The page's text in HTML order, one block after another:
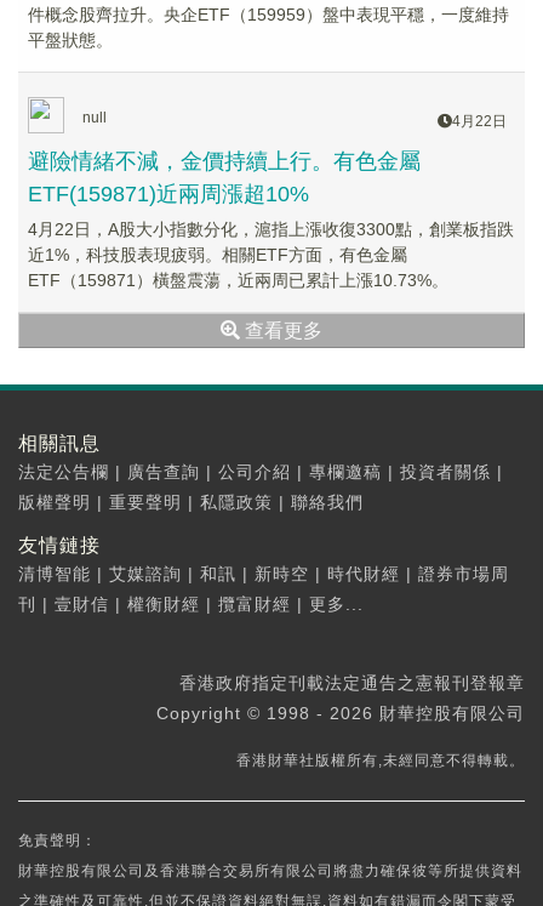
件概念股齊拉升。央企ETF（159959）盤中表現平穩，一度維持
平盤狀態。
null 4月22日
避險情緒不減，金價持續上行。有色金屬
ETF(159871)近兩周漲超10%
4月22日，A股大小指數分化，滬指上漲收復3300點，創業板指跌
近1%，科技股表現疲弱。相關ETF方面，有色金屬
ETF（159871）橫盤震蕩，近兩周已累計上漲10.73%。
查看更多
相關訊息
法定公告欄 | 廣告查詢 | 公司介紹 | 專欄邀稿 | 投資者關係 |
版權聲明 | 重要聲明 | 私隱政策 | 聯絡我們
友情鏈接
清博智能 | 艾媒諮詢 | 和訊 | 新時空 | 時代財經 | 證券市場周
刊
| 壹財信 | 權衡財經 | 攬富財經 | 更多...
香港政府指定刊載法定通告之憲報刊登報章
Copyright © 1998 - 2026 財華控股有限公司
香港財華社版權所有,未經同意不得轉載。
免責聲明：
財華控股有限公司及香港聯合交易所有限公司將盡力確保彼等所提供資料
之準確性及可靠性,但並不保證資料絕對無誤,資料如有錯漏而令閣下蒙受